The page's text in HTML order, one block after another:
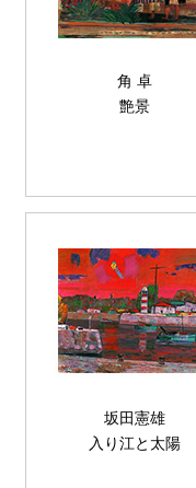
角 卓
艶景
坂田憲雄
入り江と太陽